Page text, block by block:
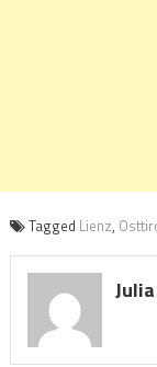
Tagged Lienz,
Julia